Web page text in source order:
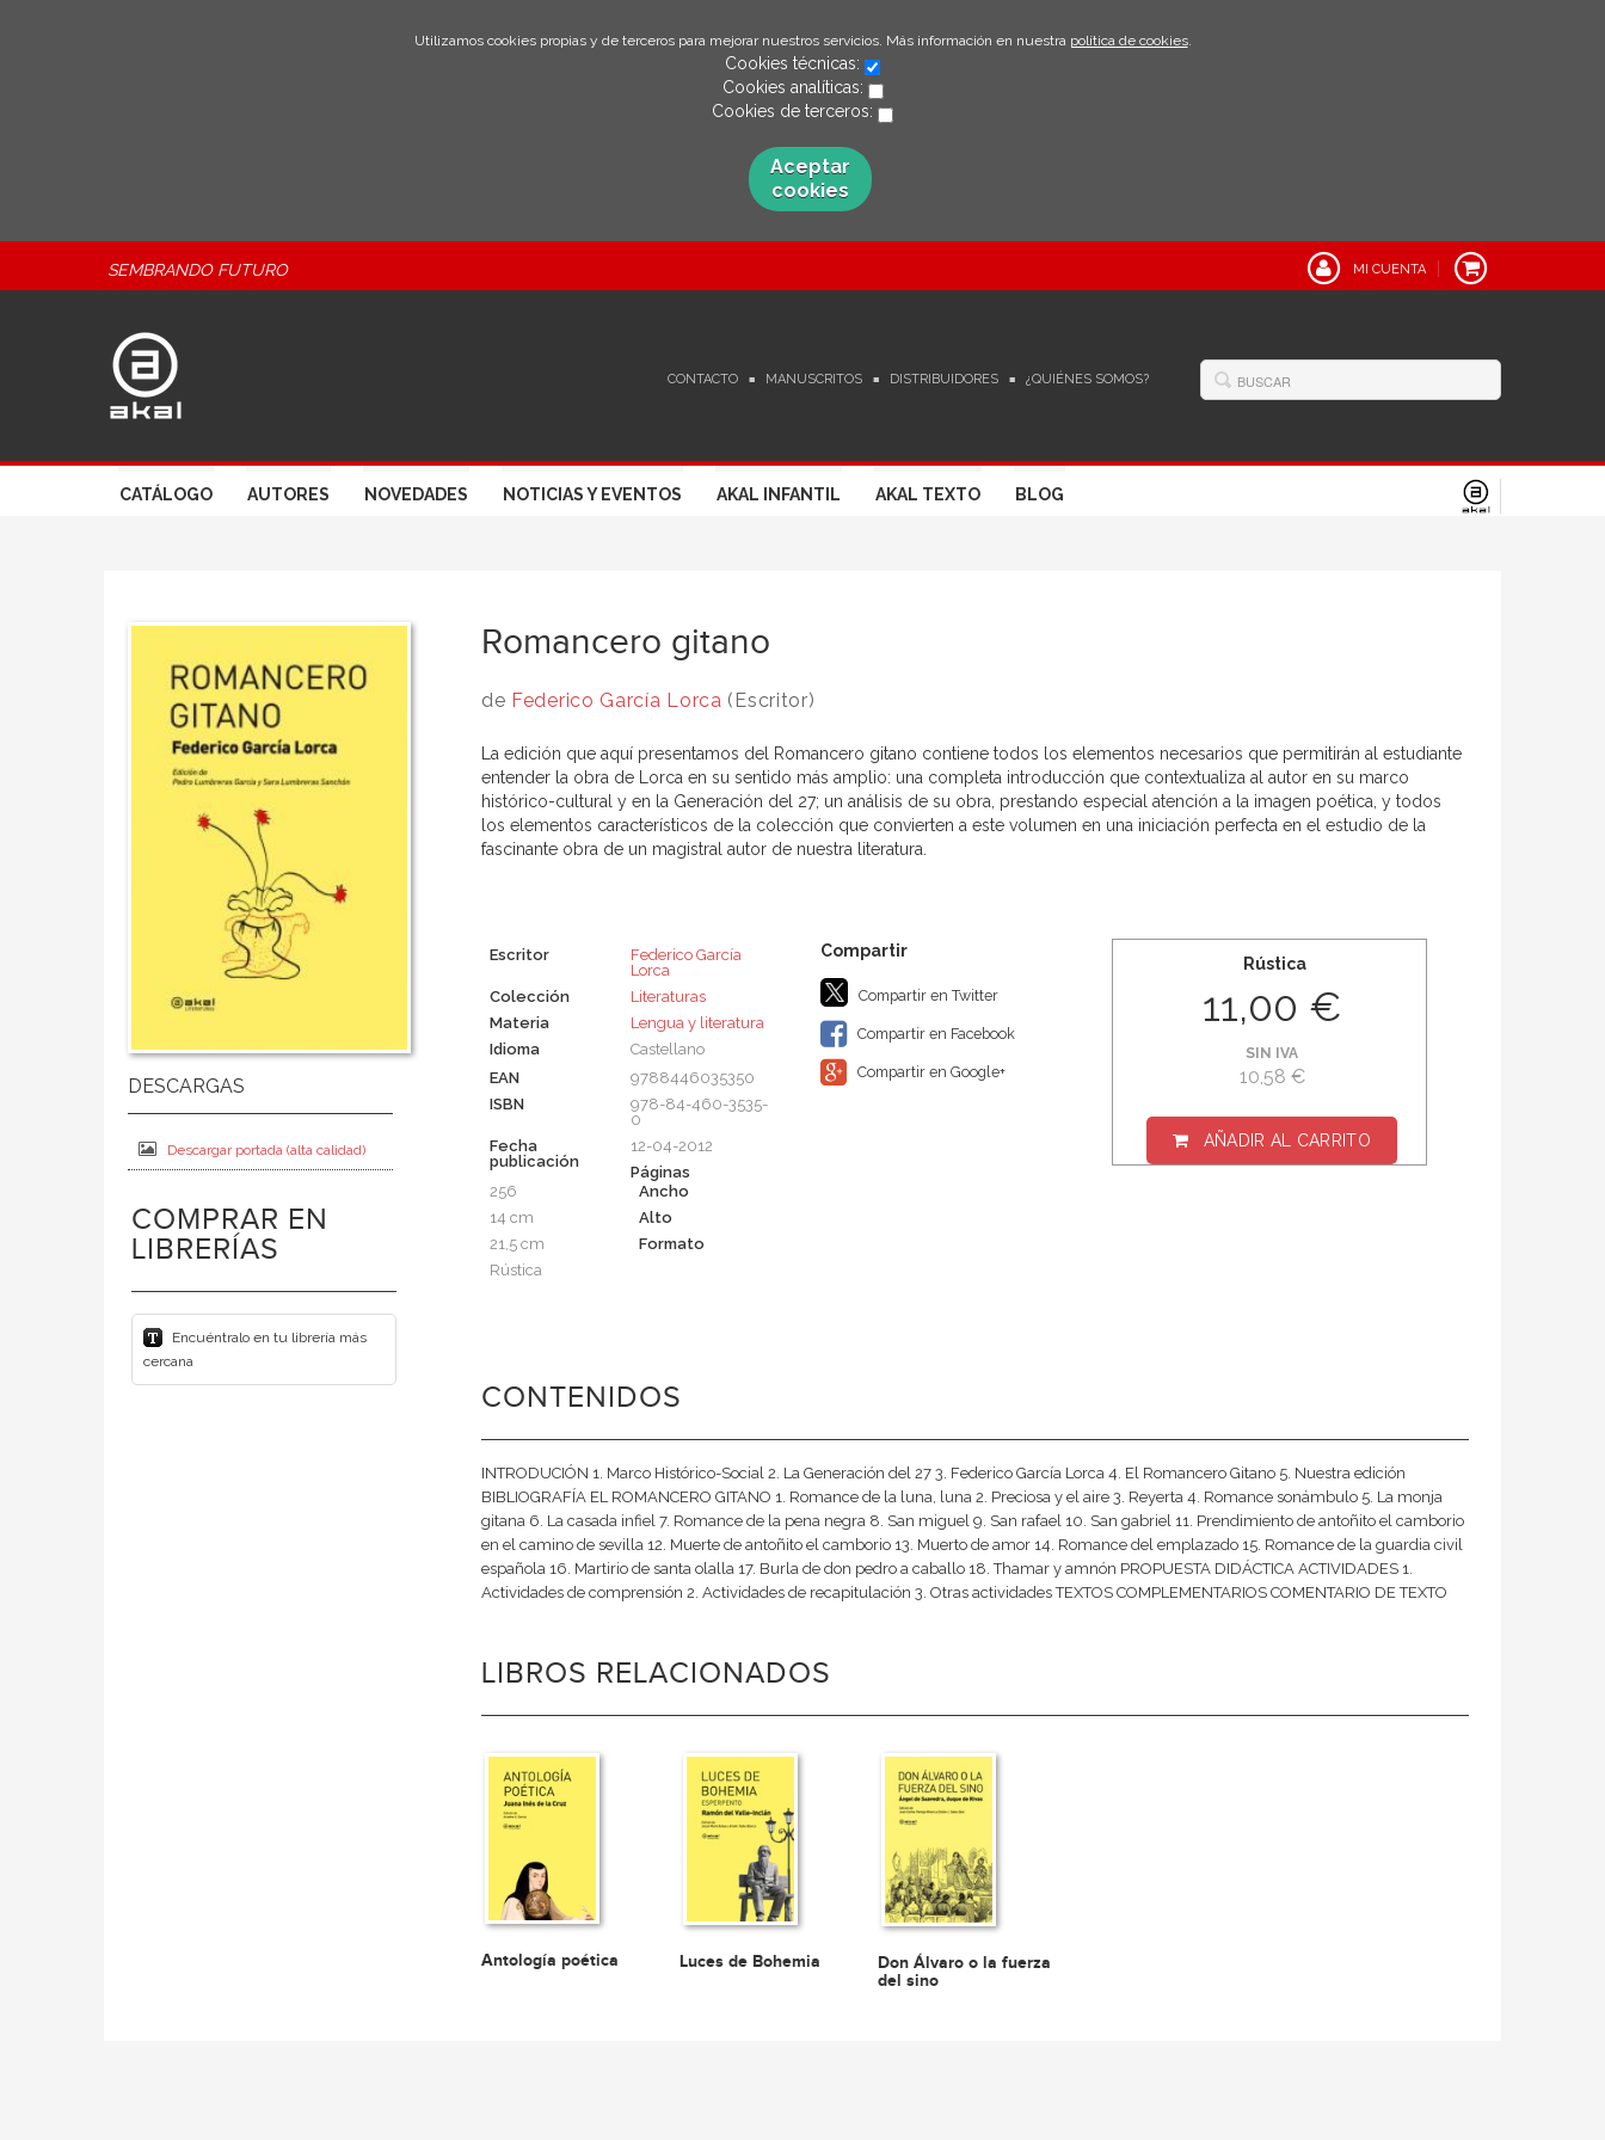
Utilizamos cookies propias y de terceros para mejorar nuestros servicios. Más información en nuestra política de cookies.
Cookies técnicas:
Cookies analíticas:
Cookies de terceros:
Aceptar
cookies
SEMBRANDO FUTURO MI CUENTA
CONTACTO MANUSCRITOS DISTRIBUIDORES ¿QUIÉNES SOMOS?
CATÁLOGO AUTORES NOVEDADES NOTICIAS Y EVENTOS AKAL INFANTIL AKAL TEXTO BLOG
Descargar portada (alta calidad)
COMPRAR EN
LIBRERÍAS
Encuéntralo en tu librería más
cercana
Romancero gitano
de Federico García Lorca (Escritor)
La edición que aquí presentamos del Romancero gitano contiene todos los elementos necesarios que permitirán al estudiante
entender la obra de Lorca en su sentido más amplio: una completa introducción que contextualiza al autor en su marco
histórico-cultural y en la Generación del 27; un análisis de su obra, prestando especial atención a la imagen poética, y todos
los elementos característicos de la colección que convierten a este volumen en una iniciación perfecta en el estudio de la
fascinante obra de un magistral autor de nuestra literatura.
Escritor
Federico García
Lorca
Colección
Literaturas
Materia
Lengua y literatura
Idioma
Castellano
EAN
9788446035350
ISBN
978-84-460-3535-
0
Fecha
publicación
12-04-2012
Páginas
256
Ancho
14 cm
Alto
21,5 cm
Formato
Rústica
Compartir en Twitter
Compartir en Facebook
Compartir en Google+
Rústica
11,00 €
SIN IVA
10,58 €
AÑADIR AL CARRITO
CONTENIDOS
INTRODUCIÓN 1. Marco Histórico-Social 2. La Generación del 27 3. Federico García Lorca 4. El Romancero Gitano 5. Nuestra edición
BIBLIOGRAFÍA EL ROMANCERO GITANO 1. Romance de la luna, luna 2. Preciosa y el aire 3. Reyerta 4. Romance sonámbulo 5. La monja
gitana 6. La casada infiel 7. Romance de la pena negra 8. San miguel 9. San rafael 10. San gabriel 11. Prendimiento de antoñito el camborio
en el camino de sevilla 12. Muerte de antoñito el camborio 13. Muerto de amor 14. Romance del emplazado 15. Romance de la guardia civil
española 16. Martirio de santa olalla 17. Burla de don pedro a caballo 18. Thamar y amnón PROPUESTA DIDÁCTICA ACTIVIDADES 1.
Actividades de comprensión 2. Actividades de recapitulación 3. Otras actividades TEXTOS COMPLEMENTARIOS COMENTARIO DE TEXTO
LIBROS RELACIONADOS
Antología poética Luces de Bohemia
Don Álvaro o la fuerza
del sino